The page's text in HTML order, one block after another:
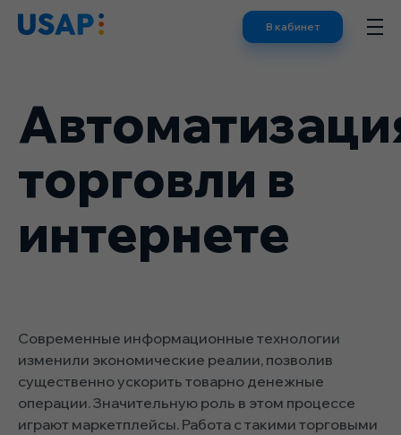
Skip
В кабинет
торговли в
интернете
Современные информационные технологии
изменили экономические реалии, позволив
существенно ускорить товарно денежные
операции. Значительную роль в этом процессе
играют маркетплейсы. Работа с такими торговыми